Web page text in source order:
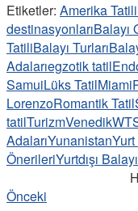
Etiketler: Amerika Tatili
destinasyonlarıBalayı
TatiliBalayı Turları
Adalarıegzotik tatil
SamuiLüks TatilMiami
LorenzoRomantik Tatil
tatilTurizmVenedik
AdalarıYunanistanYurt
ÖnerileriYurtdışı
Önceki